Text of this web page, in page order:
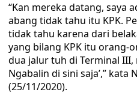
“Kan mereka datang, saya
abang tidak tahu itu KPK.
tidak tahu karena dari
yang bilang KPK itu orang-
dua jalur tuh di Terminal III,
Ngabalin di sini saja’,” kata
(25/11/2020).